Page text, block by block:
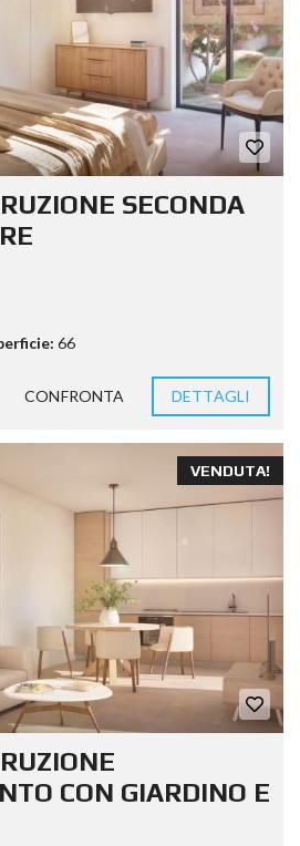
SECONDA
66
CONFRONTA DETTAGLI
VENDUTA!
CON GIARDINO E